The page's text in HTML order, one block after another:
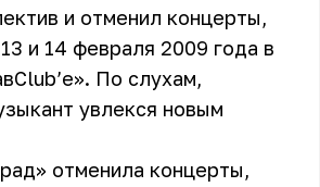
и отменил концерты,
и 14 февраля 2009 года в
По слухам,
увлекся новым
отменила концерты,